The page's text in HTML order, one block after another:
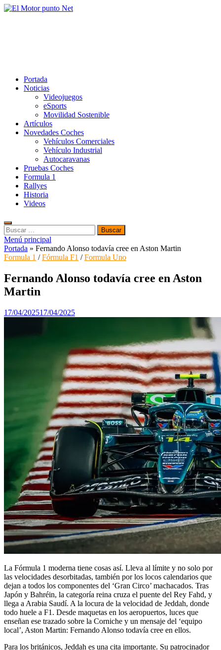
Saltar
Portada
Noticias
Videojuegos
eSports
Movilidad Sostenible
Artículos
Novedades Coches
Vehículos Comerciales
Vehículo Industrial
Autocaravanas
Pruebas Coches
Formula 1
Rallyes
Historia
Videos
Buscar:
Menú principal
Portada » Fernando Alonso todavía cree en Aston Martin
Formula 1 /Fórmula F1 /Formula Uno
Fernando Alonso todavía cree en Aston
Martin
17/04/202517/04/2025
La Fórmula 1 moderna tiene cosas así. Lleva al límite y no solo por
las velocidades desorbitadas, también por los locos calendarios que
dejan a todos los componentes del ‘Gran Circo’ machacados. Tras
Japón y Bahréin, la categoría reina cruza el puente del Rey Fahd, y
llega a Arabia Saudí. A la locura de la velocidad de Jeddah, donde
todo huele a F1. Desde maquetas en los aeropuertos, luces que
enseñan ese trazado sobre la Corniche y un mensaje del ‘equipo
local’, Aston Martin: Fernando Alonso todavía cree en ellos.
Para los británicos, Jeddah es una cita importante. Su patrocinador